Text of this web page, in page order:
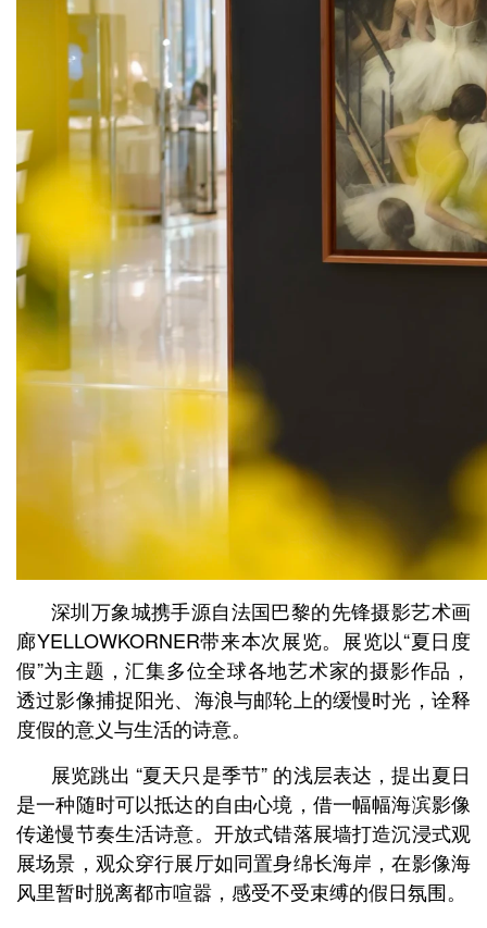
深圳万象城携手源自法国巴黎的先锋摄影艺术画
廊YELLOWKORNER带来本次展览。展览以“夏日度
假”为主题，汇集多位全球各地艺术家的摄影作品，
透过影像捕捉阳光、海浪与邮轮上的缓慢时光，诠释
度假的意义与生活的诗意。
展览跳出 “夏天只是季节” 的浅层表达，提出夏日
是一种随时可以抵达的自由心境，借一幅幅海滨影像
传递慢节奏生活诗意。开放式错落展墙打造沉浸式观
展场景，观众穿行展厅如同置身绵长海岸，在影像海
风里暂时脱离都市喧嚣，感受不受束缚的假日氛围。